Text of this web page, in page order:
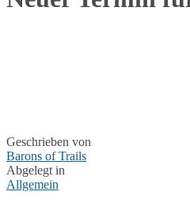
Geschrieben von
Barons of Trails
Abgelegt in
Allgemein